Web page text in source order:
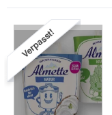
Verpasst!